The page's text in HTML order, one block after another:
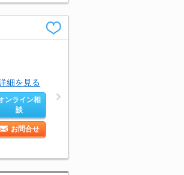
細を見る
ンライン相
談
お問合せ